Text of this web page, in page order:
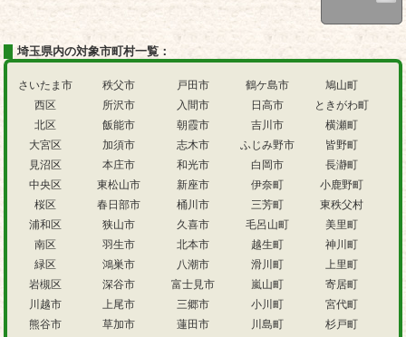
埼玉県内の対象市町村一覧：
さいたま市
西区
北区
大宮区
見沼区
中央区
桜区
浦和区
南区
緑区
岩槻区
川越市
熊谷市
秩父市
所沢市
飯能市
加須市
本庄市
東松山市
春日部市
狭山市
羽生市
鴻巣市
深谷市
上尾市
草加市
戸田市
入間市
朝霞市
志木市
和光市
新座市
桶川市
久喜市
北本市
八潮市
富士見市
三郷市
蓮田市
鶴ケ島市
日高市
吉川市
ふじみ野市
白岡市
伊奈町
三芳町
毛呂山町
越生町
滑川町
嵐山町
小川町
川島町
鳩山町
ときがわ町
横瀬町
皆野町
長瀞町
小鹿野町
東秩父村
美里町
神川町
上里町
寄居町
宮代町
杉戸町